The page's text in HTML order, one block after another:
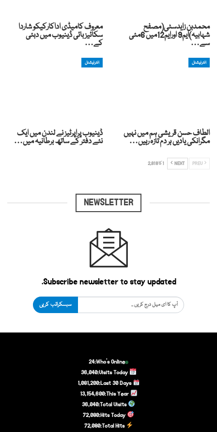
محمدبن زایدسٹی(مصفح
شہابیہ)ایم9 اورایم12میں 6مئی
سے…
معروف کامیڈی اداکارکیکو شاردا
سکائیز بائی ڈینیوب میں دبئی
کے…
انٹرنیشنل
الطاف حسن قریشی ہم میں نہیں
مگرانکی یادیں ہر دم تازہ رہیں…
انٹرنیشنل
ڈینیوب پراپرٹیز نے لندن میں ایک
نئے دفتر کے ساتھ برطانیہ میں…
NEXT 1 کا 2,818
NEWSLETTER
Subscribe newsletter to stay updated.
سبسکرائب کریں
Who's Online:
24
Visits Today:
36,040
Last 30 Days:
1,081,200
This Year:
13,154,600
Total Visits:
36,040
Hits Today:
72,080
Total Hits:
72,080